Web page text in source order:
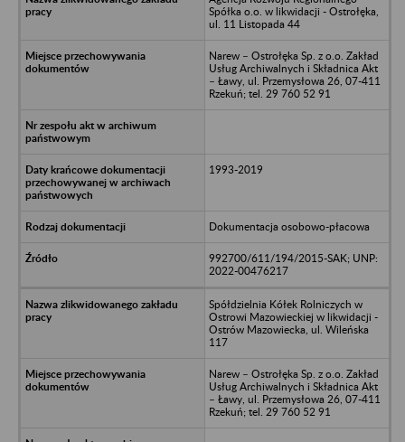
Spółka o.o. w likwidacji - Ostrołęka,
ul. 11 Listopada 44
Narew – Ostrołęka Sp. z o.o. Zakład
Usług Archiwalnych i Składnica Akt
– Ławy, ul. Przemysłowa 26, 07-411
Rzekuń; tel. 29 760 52 91
1993-2019
Dokumentacja osobowo-płacowa
992700/611/194/2015-SAK; UNP:
2022-00476217
Spółdzielnia Kółek Rolniczych w
Ostrowi Mazowieckiej w likwidacji -
Ostrów Mazowiecka, ul. Wileńska
117
Narew – Ostrołęka Sp. z o.o. Zakład
Usług Archiwalnych i Składnica Akt
– Ławy, ul. Przemysłowa 26, 07-411
Rzekuń; tel. 29 760 52 91